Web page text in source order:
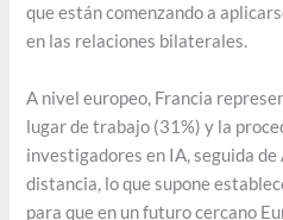
que están comenzando a
en las relaciones bilaterales.
A nivel europeo, Francia
lugar de trabajo (31%) y la
investigadores en IA, seguida
distancia, lo que supone
para que en un futuro cercano